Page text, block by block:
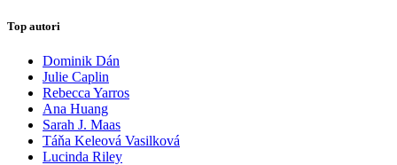
Top autori
Dominik Dán
Julie Caplin
Rebecca Yarros
Ana Huang
Sarah J. Maas
Táňa Keleová Vasilková
Lucinda Riley